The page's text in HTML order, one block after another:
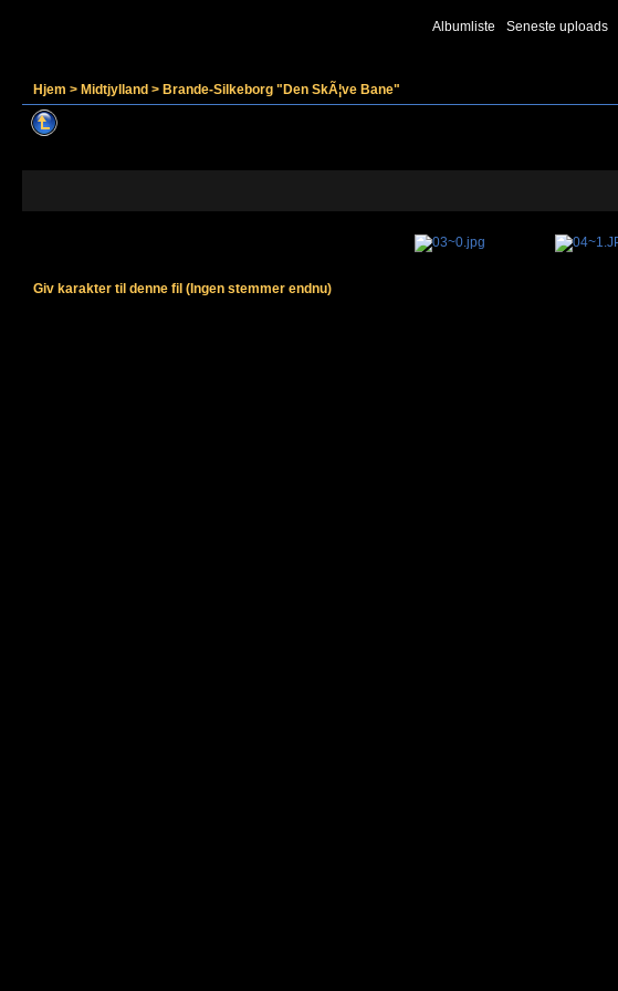
Albumliste Seneste uploads
Hjem > Midtjylland > Brande-Silkeborg "Den SkÃ¦ve Bane"
Giv karakter til denne fil (Ingen stemmer endnu)